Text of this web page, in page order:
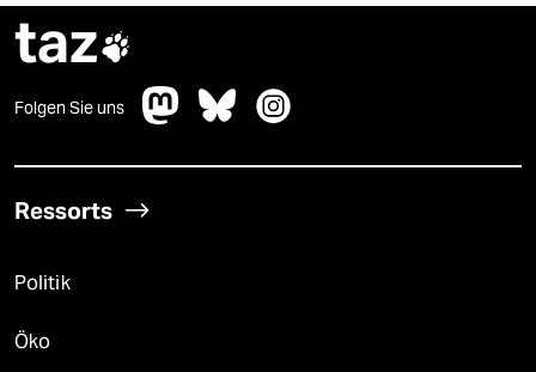
taz
Folgen Sie uns
Ressorts
Politik
Öko